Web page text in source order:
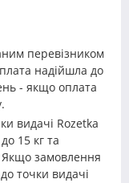
перевізником
надійшла до
- якщо оплата
видачі Rozetka
15 кг та
замовлення
точки видачі